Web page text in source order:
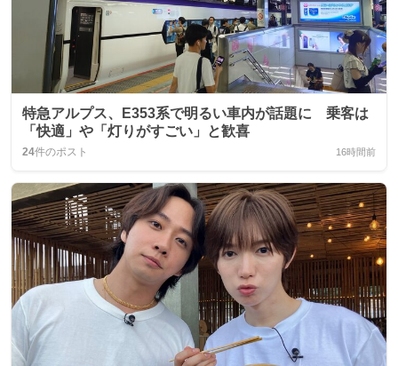
特急アルプス、E353系で明るい車内が話題に 乗客は
「快適」や「灯りがすごい」と歓喜
24件のポスト 16時間前